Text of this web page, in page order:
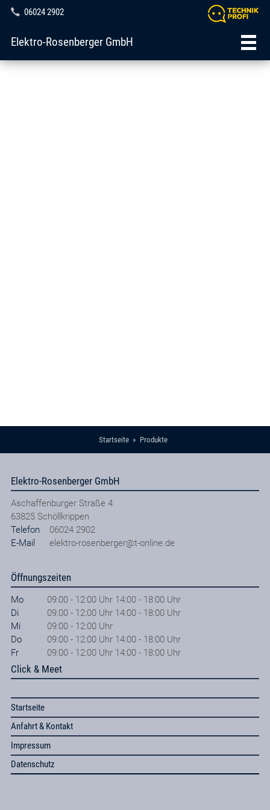
06024 2902
Elektro-Rosenberger GmbH
Startseite Produkte
Elektro-Rosenberger GmbH
Aschaffenburger Straße 4
63825 Schöllkrippen
Telefon
06024 2902
E-Mail
elektro-rosenberger@t-online.de
Öffnungszeiten
Mo
09:00 - 12:00 Uhr 14:00 - 18:00 Uhr
Di
09:00 - 12:00 Uhr 14:00 - 18:00 Uhr
Mi
09:00 - 12:00 Uhr
Do
09:00 - 12:00 Uhr 14:00 - 18:00 Uhr
Fr
09:00 - 12:00 Uhr 14:00 - 18:00 Uhr
Click & Meet
Startseite
Anfahrt & Kontakt
Impressum
Datenschutz